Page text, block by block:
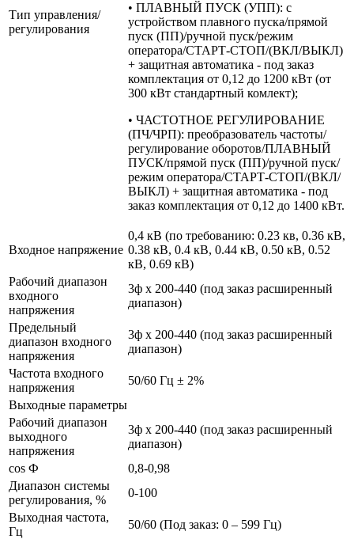
Тип управления/
регулирования
• ПЛАВНЫЙ ПУСК (УПП): с
устройством плавного пуска/прямой
пуск (ПП)/ручной пуск/режим
оператора/СТАРТ-СТОП/(ВКЛ/ВЫКЛ)
+ защитная автоматика - под заказ
комплектация от 0,12 до 1200 кВт (от
300 кВт стандартный комлект);
• ЧАСТОТНОЕ РЕГУЛИРОВАНИЕ
(ПЧ/ЧРП): преобразователь частоты/
регулирование оборотов/ПЛАВНЫЙ
ПУСК/прямой пуск (ПП)/ручной пуск/
режим оператора/СТАРТ-СТОП/(ВКЛ/
ВЫКЛ) + защитная автоматика - под
заказ комплектация от 0,12 до 1400 кВт.
Входное напряжение
0,4 кВ (по требованию: 0.23 кв, 0.36 кВ,
0.38 кВ, 0.4 кВ, 0.44 кВ, 0.50 кВ, 0.52
кВ, 0.69 кВ)
Рабочий диапазон
входного
напряжения
3ф х 200-440 (под заказ расширенный
диапазон)
Предельный
диапазон входного
напряжения
3ф х 200-440 (под заказ расширенный
диапазон)
Частота входного
напряжения
50/60 Гц ± 2%
Выходные параметры
Рабочий диапазон
выходного
напряжения
3ф х 200-440 (под заказ расширенный
диапазон)
cos Ф
0,8-0,98
Диапазон системы
регулирования, %
0-100
Выходная частота,
Гц
50/60 (Под заказ: 0 – 599 Гц)